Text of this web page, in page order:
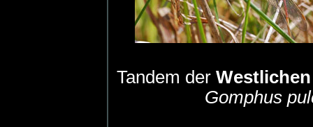
Tandem der
Gomphus